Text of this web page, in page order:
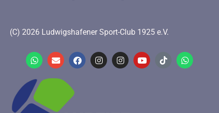
(C) 2026 Ludwigshafener Sport-Club 1925 e.V.